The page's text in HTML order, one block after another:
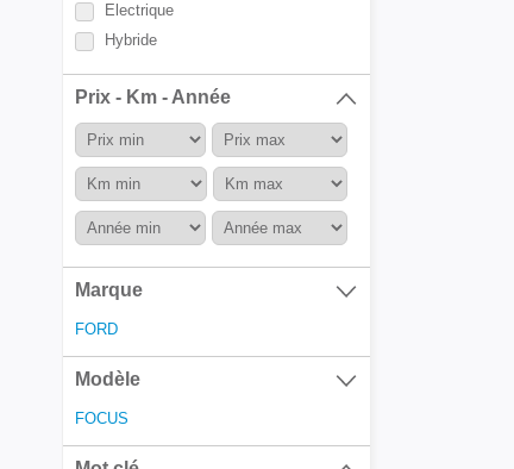
Electrique
Hybride
Prix - Km - Année
Marque
FORD
Modèle
FOCUS